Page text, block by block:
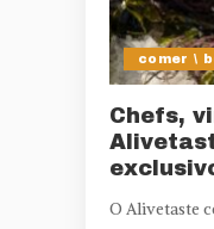
comer \
Chefs,
O Alivetaste